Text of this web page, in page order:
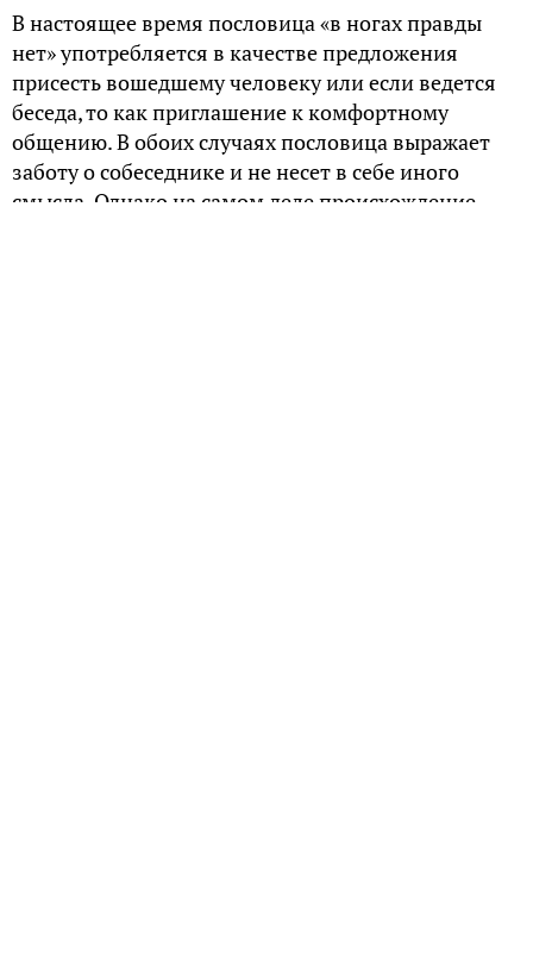
В настоящее время пословица «в ногах правды
нет» употребляется в качестве предложения
присесть вошедшему человеку или если ведется
беседа, то как приглашение к комфортному
общению. В обоих случаях пословица выражает
заботу о собеседнике и не несет в себе иного
смысла. Однако на самом деле происхождение